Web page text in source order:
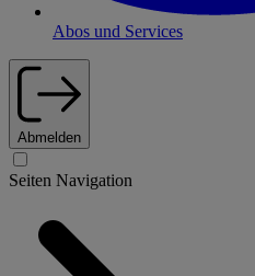
Abos und Services
Abmelden
Seiten Navigation